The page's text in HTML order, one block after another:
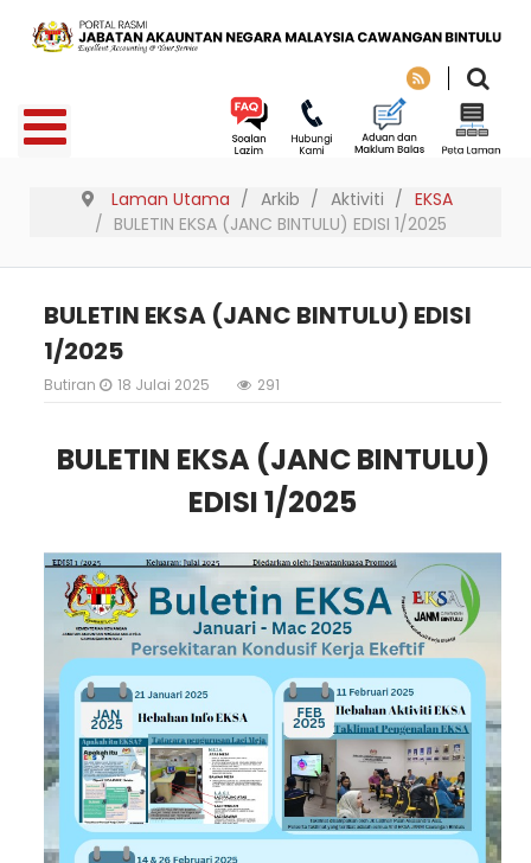
Laman Utama Arkib Aktiviti
EKSA
BULETIN EKSA (JANC BINTULU) EDISI 1/2025
BULETIN EKSA (JANC BINTULU) EDISI
1/2025
Butiran 18 Julai 2025 291
BULETIN EKSA (JANC BINTULU)
EDISI 1/2025